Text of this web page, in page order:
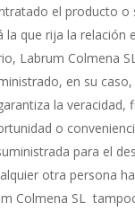
el producto o
la que rija la relación
Labrum Colmena
en su
la veracidad,
o
para el
otra persona
Colmena SL